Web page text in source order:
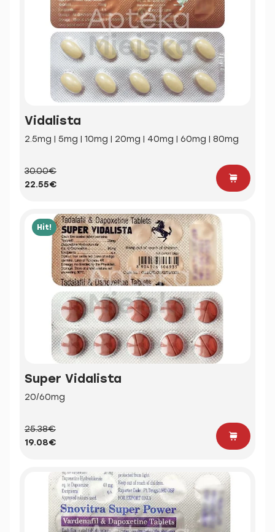
Vidalista
2.5mg | 5mg | 10mg | 20mg | 40mg | 60mg | 80mg
30.00€
22.55€
Hit!
Super Vidalista
20/60mg
25.38€
19.08€